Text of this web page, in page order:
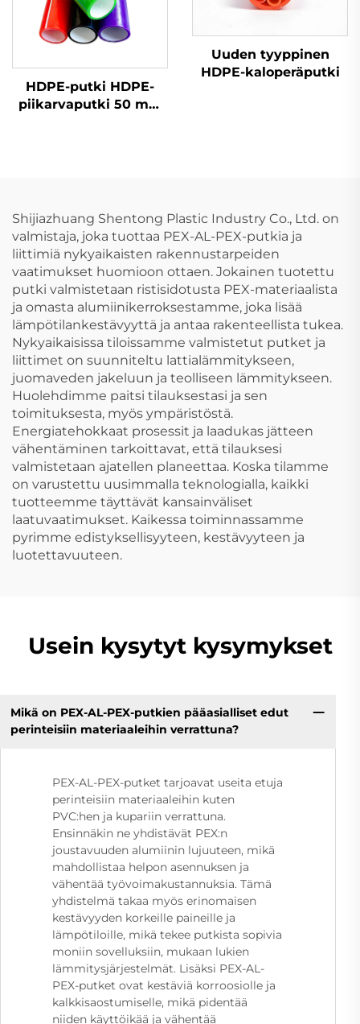
HDPE-putki HDPE-
piikarvaputki 50 mm
Uuden tyyppinen
HDPE-kaloperäputki
Shijiazhuang Shentong Plastic Industry Co., Ltd. on
valmistaja, joka tuottaa PEX-AL-PEX-putkia ja
liittimiä nykyaikaisten rakennustarpeiden
vaatimukset huomioon ottaen. Jokainen tuotettu
putki valmistetaan ristisidotusta PEX-materiaalista
ja omasta alumiinikerroksestamme, joka lisää
lämpötilankestävyyttä ja antaa rakenteellista tukea.
Nykyaikaisissa tiloissamme valmistetut putket ja
liittimet on suunniteltu lattialämmitykseen,
juomaveden jakeluun ja teolliseen lämmitykseen.
Huolehdimme paitsi tilauksestasi ja sen
toimituksesta, myös ympäristöstä.
Energiatehokkaat prosessit ja laadukas jätteen
vähentäminen tarkoittavat, että tilauksesi
valmistetaan ajatellen planeettaa. Koska tilamme
on varustettu uusimmalla teknologialla, kaikki
tuotteemme täyttävät kansainväliset
laatuvaatimukset. Kaikessa toiminnassamme
pyrimme edistyksellisyyteen, kestävyyteen ja
luotettavuuteen.
Usein kysytyt kysymykset
Mikä on PEX-AL-PEX-putkien pääasialliset edut
perinteisiin materiaaleihin verrattuna?
PEX-AL-PEX-putket tarjoavat useita etuja
perinteisiin materiaaleihin kuten
PVC:hen ja kupariin verrattuna.
Ensinnäkin ne yhdistävät PEX:n
joustavuuden alumiinin lujuuteen, mikä
mahdollistaa helpon asennuksen ja
vähentää työvoimakustannuksia. Tämä
yhdistelmä takaa myös erinomaisen
kestävyyden korkeille paineille ja
lämpötiloille, mikä tekee putkista sopivia
moniin sovelluksiin, mukaan lukien
lämmitysjärjestelmät. Lisäksi PEX-AL-
PEX-putket ovat kestäviä korroosiolle ja
kalkkisaostumiselle, mikä pidentää
niiden käyttöikää ja vähentää